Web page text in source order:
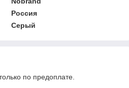
Россия
Серый
по предоплате.